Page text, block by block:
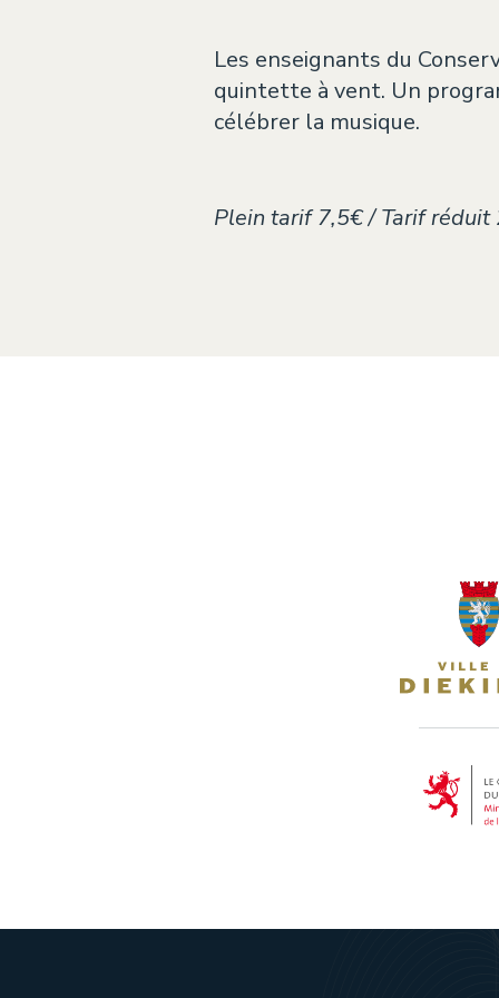
Les enseignants du
quintette à vent. Un
célébrer la musique.
Plein tarif 7,5€ / Tarif réduit